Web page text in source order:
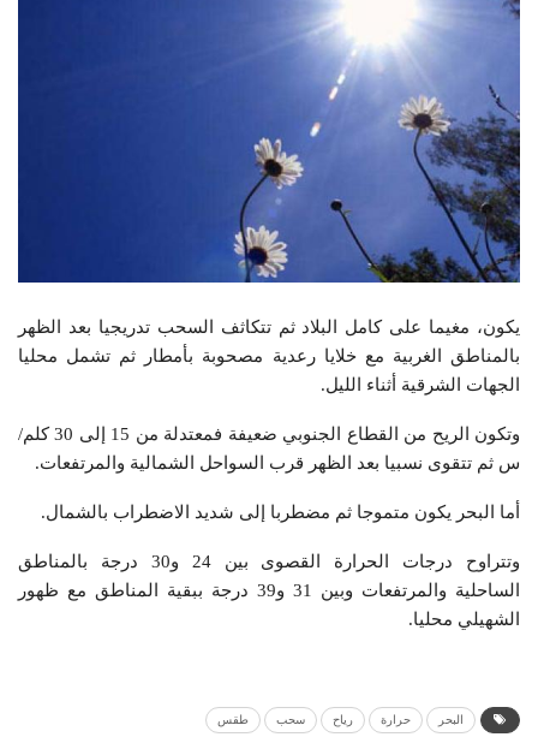
يكون، مغيما على كامل البلاد ثم تتكاثف السحب تدريجيا بعد الظهر
بالمناطق الغربية مع خلايا رعدية مصحوبة بأمطار ثم تشمل محليا
الجهات الشرقية أثناء الليل.
وتكون الريح من القطاع الجنوبي ضعيفة فمعتدلة من 15 إلى 30 كلم/
س ثم تتقوى نسبيا بعد الظهر قرب السواحل الشمالية والمرتفعات.
أما البحر يكون متموجا ثم مضطربا إلى شديد الاضطراب بالشمال.
وتتراوح درجات الحرارة القصوى بين 24 و30 درجة بالمناطق
الساحلية والمرتفعات وبين 31 و39 درجة ببقية المناطق مع ظهور
الشهيلي محليا.
البحر حرارة رياح سحب طقس